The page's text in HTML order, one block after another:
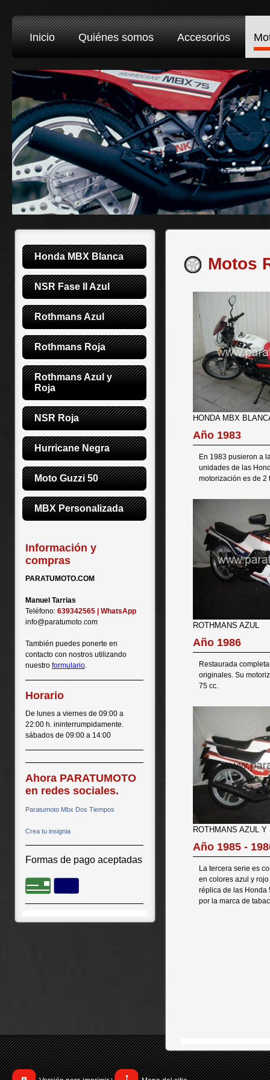
Inicio Quiénes somos Accesorios
Honda MBX Blanca
NSR Fase II Azul
Rothmans Azul
Rothmans Roja
Rothmans Azul y
Roja
NSR Roja
Hurricane Negra
Moto Guzzi 50
MBX Personalizada
Información y
compras
PARATUMOTO.COM
Manuel Tarrias
Teléfono: 639342565 | WhatsApp
info@paratumoto.com
También puedes ponerte en
contacto con nostros utilizando
nuestro formulario.
Horario
De lunes a viernes de 09:00 a
22:00 h. ininterrumpidamente.
sábados de 09:00 a 14:00
Ahora PARATUMOTO
en redes sociales.
Paratumoto Mbx Dos Tiempos
Crea tu insignia
Formas de pago aceptadas
Motos
HONDA MBX
Año 1983
En 1983 pusieron a
unidades de las
motorización es de 2
ROTHMANS AZUL
Año 1986
Restaurada
originales. Su
75 cc.
ROTHMANS AZUL Y
Año 1985 -
La tercera serie es
en colores azul y
réplica de las Honda
por la marca de